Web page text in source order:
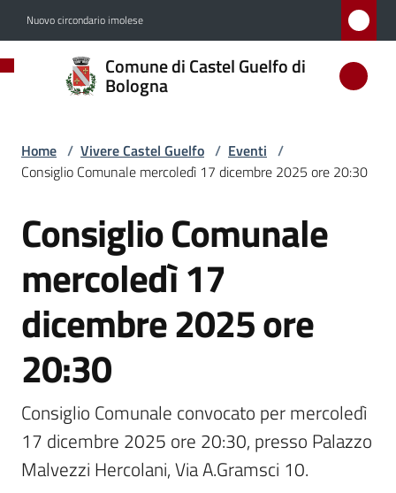
Nuovo circondario imolese
Comune di Castel Guelfo di
Bologna
Comune
di
di
Amministrazione
Novità
Servizi
Vivere
Castel
Guelfo
Menu selezionato
Home / Vivere Castel Guelfo / Eventi /
Consiglio Comunale mercoledì 17 dicembre 2025 ore 20:30
Salta al contenuto
Consiglio Comunale
mercoledì 17
dicembre 2025 ore
20:30
Consiglio Comunale convocato per mercoledì
17 dicembre 2025 ore 20:30, presso Palazzo
Malvezzi Hercolani, Via A.Gramsci 10.